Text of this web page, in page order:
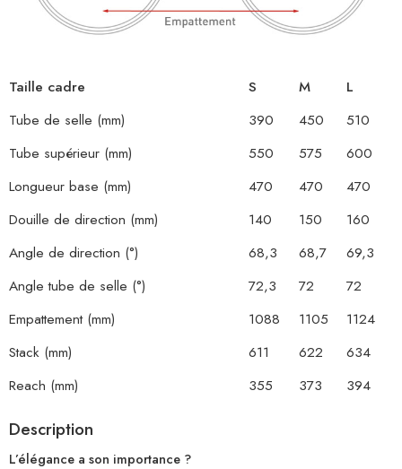
Taille cadre S M
L
Tube de selle (mm)
390 450
510
Tube supérieur (mm)
550 575
600
Longueur base (mm)
470 470
470
Douille de direction (mm)
140 150
160
Angle de direction (°)
68,3 68,7
69,3
Angle tube de selle (°)
72,3 72
72
Empattement (mm)
1088 1105
1124
Stack (mm)
611 622
634
Reach (mm)
355 373 394
Description
L’élégance a son importance ?